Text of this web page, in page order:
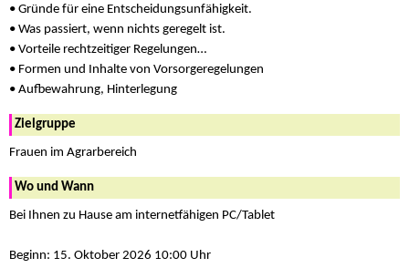
• Gründe für eine Entscheidungsunfähigkeit.
• Was passiert, wenn nichts geregelt ist.
• Vorteile rechtzeitiger Regelungen…
• Formen und Inhalte von Vorsorgeregelungen
• Aufbewahrung, Hinterlegung
Zielgruppe
Frauen im Agrarbereich
Wo und Wann
Bei Ihnen zu Hause am internetfähigen PC/Tablet
Beginn: 15. Oktober 2026 10:00 Uhr